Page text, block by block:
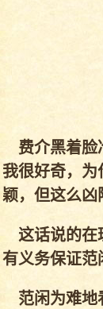
费介黑着脸
我很好奇，为
颖，但这么凶
这话说的在
有义务保证范
范闲为难地